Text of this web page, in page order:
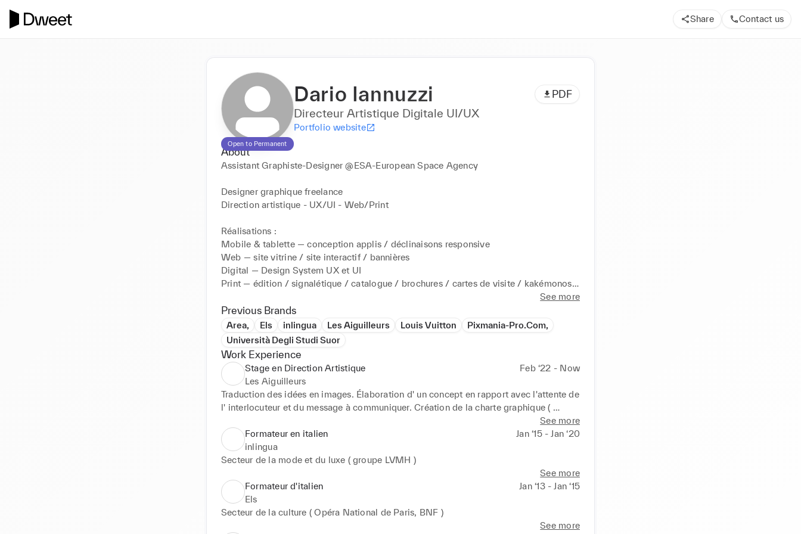
Share Contact us
Open to Permanent
Dario Iannuzzi PDF
Directeur Artistique Digitale UI/UX
Portfolio website
About
Assistant Graphiste-Designer @ESA-European Space Agency
Designer graphique freelance
Direction artistique - UX/UI - Web/Print
Réalisations :
Mobile & tablette — conception applis / déclinaisons responsive
Web — site vitrine / site interactif / bannières
Digital — Design System UX et UI
Print — édition / signalétique / catalogue / brochures / cartes de visite / kakémonos
Compétences :
Direction artistique 360°
UX/UI
Webdesign
Identité visuelle
Infographie
Gestion de projet
Formation
Clients :
Starts-up
Musées
See more
Previous Brands
Area, Els inlingua Les Aiguilleurs Louis Vuitton
Pixmania-Pro.Com,
Università Degli Studi Suor
Work Experience
Stage en Direction Artistique
Feb ‘22 - Now
Les Aiguilleurs
Traduction des idées en images. Élaboration d' un concept en rapport avec l'attente de
l' interlocuteur et du message à communiquer. Création de la charte graphique (
définition des couleurs de la typographie, du papier…) et de la réalisation ( conception,
création, exécution et impression ).
See more
Formateur en italien
Jan ‘15 - Jan ‘20
inlingua
Secteur de la mode et du luxe ( groupe LVMH )
See more
Formateur d'italien
Jan ‘13 - Jan ‘15
Els
Secteur de la culture ( Opéra National de Paris, BNF )
See more